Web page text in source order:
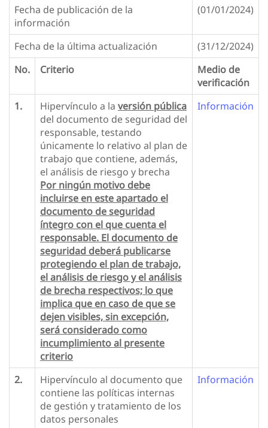
Fecha de publicación de la
información
(01/01/2024)
Fecha de la última actualización
(31/12/2024)
No.
Criterio
Medio de
verificación
1.
Hipervínculo a la versión pública
del documento de seguridad del
responsable, testando
únicamente lo relativo al plan de
trabajo que contiene, además,
el análisis de riesgo y brecha
Por ningún motivo debe
incluirse en este apartado el
documento de seguridad
íntegro con el que cuenta el
responsable. El documento de
seguridad deberá publicarse
protegiendo el plan de trabajo,
el análisis de riesgo y el análisis
de brecha respectivos; lo que
implica que en caso de que se
dejen visibles, sin excepción,
será considerado como
incumplimiento al presente
criterio
Información
2.
Hipervínculo al documento que
contiene las políticas internas
de gestión y tratamiento de los
datos personales
Información